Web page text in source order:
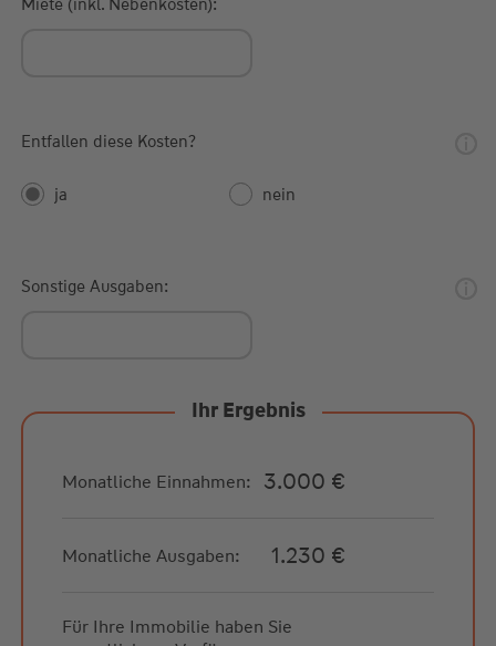
Entfallen diese Kosten?
ja nein
Sonstige Ausgaben:
Ihr Ergebnis
Monatliche Einnahmen: 3.000 €
Monatliche Ausgaben: 1.230 €
Für Ihre Immobilie haben Sie